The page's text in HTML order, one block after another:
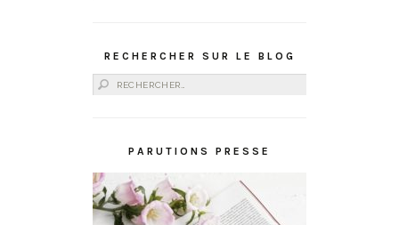
RECHERCHER SUR LE BLOG
Rechercher :
PARUTIONS PRESSE